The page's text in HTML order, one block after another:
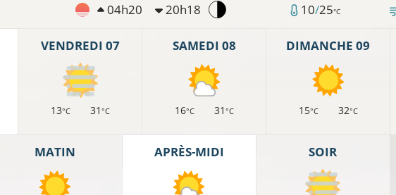
04h20 20h18 10/25°C
VENDREDI 07
13°C 31 °C
SAMEDI 08
16°C 31 °C
DIMANCHE 09
15°C 32°C
MATIN APRÈS-MIDI SOIR